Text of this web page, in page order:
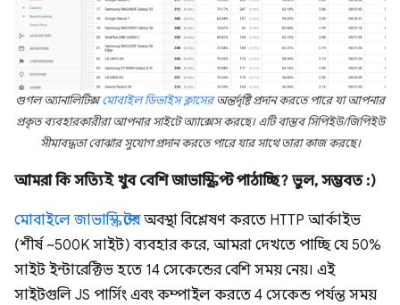
গুগল অ্যানালিটিক্সমোবাইল ডিভাইস ক্লাসেরঅন্তর্দৃষ্টি প্রদান করতে পারে যা আপনার
প্রকৃত ব্যবহারকারীরা আপনার সাইটে অ্যাক্সেস করছে। এটি বাস্তব সিপিইউ/জিপিইউ
সীমাবদ্ধতা বোঝার সুযোগ প্রদান করতে পারে যার সাথে তারা কাজ করছে।
আমরা কি সত্যিই খুব বেশি জাভাস্ক্রিপ্ট পাঠাচ্ছি? ভুল, সম্ভবত :)
মোবাইলে জাভাস্ক্রিপ্টেরঅবস্থা বিশ্লেষণ করতে HTTP আর্কাইভ
(শীর্ষ ~500K সাইট) ব্যবহার করে, আমরা দেখতে পাচ্ছি যে 50%
সাইট ইন্টারেক্টিভ হতে 14 সেকেন্ডের বেশি সময় নেয়। এই
সাইটগুলি JS পার্সিং এবং কম্পাইল করতে 4 সেকেন্ড পর্যন্ত সময়